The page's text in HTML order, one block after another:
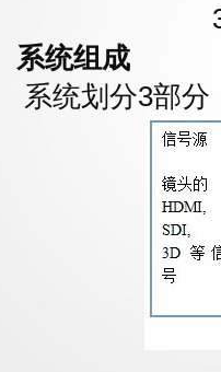
系统组成
系统划分3部分